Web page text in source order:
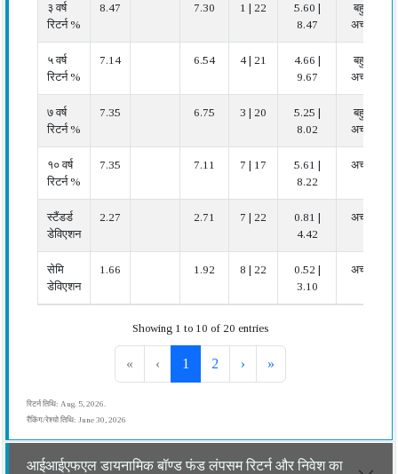
३ वर्ष
रिटर्न %
8.47 7.30 1 | 22
5.60 |
8.47
बहुत
अच्छा
५ वर्ष
रिटर्न %
7.14 6.54 4 | 21
4.66 |
9.67
बहुत
अच्छा
७ वर्ष
रिटर्न %
7.35 6.75 3 | 20
5.25 |
8.02
बहुत
अच्छा
१० वर्ष
रिटर्न %
7.35 7.11 7 | 17
5.61 |
8.22
अच्छा
स्टैंडर्ड
डेविएशन
2.27 2.71 7 | 22
0.81 |
4.42
अच्छा
सेमि
डेविएशन
1.66 1.92 8 | 22
0.52 |
3.10
अच्छा
Showing 1 to 10 of 20 entries
« ‹ 1 2 › »
रिटर्न तिथि: Aug. 5, 2026.
रैंकिंग/रेश्यो तिथि: June 30, 2026
आईआईएफएल डायनामिक बॉण्ड फंड लंपसम रिटर्न और निवेश का